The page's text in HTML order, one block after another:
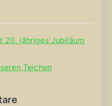
20. jähriges Jubiläum
Teichen